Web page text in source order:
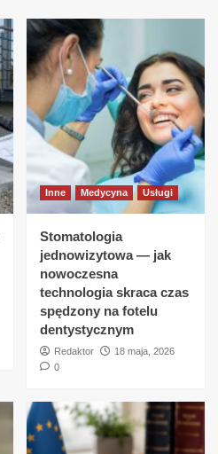
Inne Medycyna Usługi
Stomatologia
jednowizytowa — jak
nowoczesna
technologia skraca czas
spędzony na fotelu
dentystycznym
Redaktor
18 maja, 2026
0